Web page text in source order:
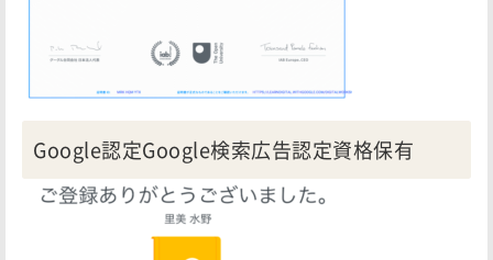
Google認定Google検索広告認定資格保有